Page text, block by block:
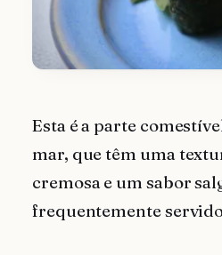
Esta é a parte
mar, que têm uma
cremosa e um sabor
frequentemente